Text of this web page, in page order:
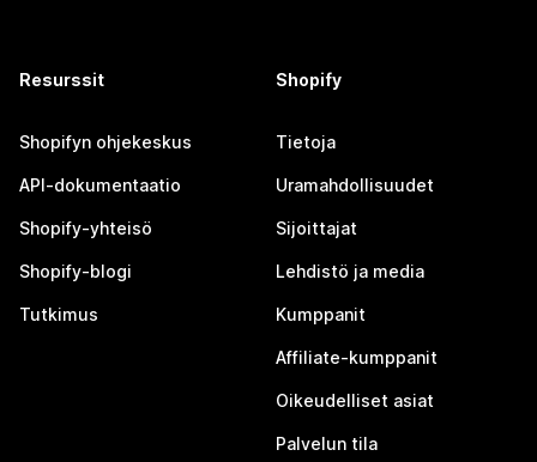
Resurssit
Shopifyn ohjekeskus
API-dokumentaatio
Shopify-yhteisö
Shopify-blogi
Tutkimus
Shopify
Tietoja
Uramahdollisuudet
Sijoittajat
Lehdistö ja media
Kumppanit
Affiliate-kumppanit
Oikeudelliset asiat
Palvelun tila